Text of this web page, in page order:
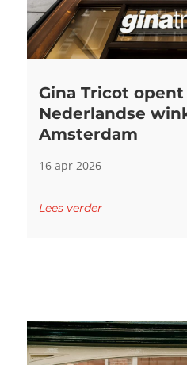
Gina Tricot
Nederlandse
Amsterdam
16 apr 2026
Lees verder